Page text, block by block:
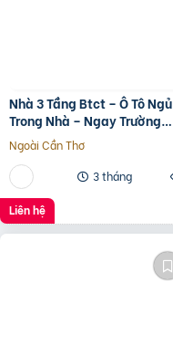
Nhà 3 Tầng Btct – Ô Tô Ngủ
Trong Nhà – Ngay Trường
Chinh
Ngoài Cần Thơ
3 tháng
Liên hệ